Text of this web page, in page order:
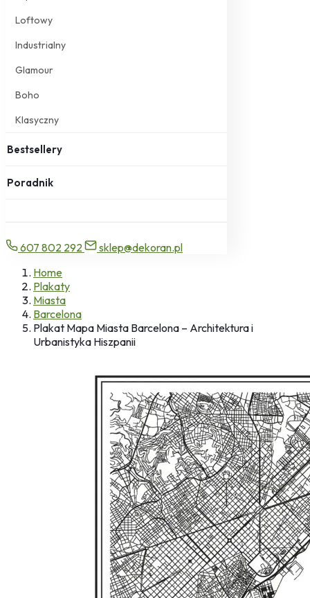
Loftowy
Industrialny
Glamour
Boho
Klasyczny
Bestsellery
Poradnik
607 802 292
sklep@dekoran.pl
Home
Plakaty
Miasta
Barcelona
Plakat Mapa Miasta Barcelona – Architektura i
Urbanistyka Hiszpanii